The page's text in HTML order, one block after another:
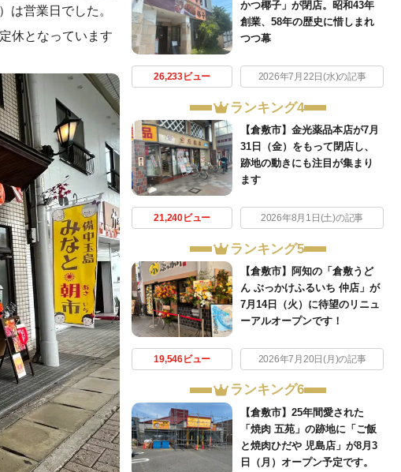
は営業日でした。
休となっています
かつ椰子」が閉店。昭和43年
創業、58年の歴史に惜しまれ
つつ幕
26,233ビュー 2026年7月22日(水)の記事
ランキング4
【倉敷市】金光薬品本店が7月
31日（金）をもって閉店し、
跡地の動きにも注目が集まり
ます
21,240ビュー 2026年8月1日(土)の記事
ランキング5
【倉敷市】阿知の「倉敷うど
ん ぶっかけふるいち 仲店」が
7月14日（火）に待望のリニュ
ーアルオープンです！
19,546ビュー 2026年7月20日(月)の記事
ランキング6
【倉敷市】25年間愛された
「焼肉 五苑」の跡地に「ご飯
と焼肉ひだや 児島店」が8月3
日（月）オープン予定です。